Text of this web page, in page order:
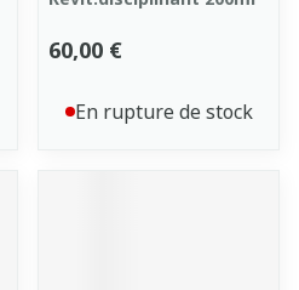
60,00 €
En rupture de stock